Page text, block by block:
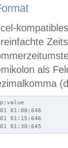
als
01:00;646
01:15;646
01:30;645